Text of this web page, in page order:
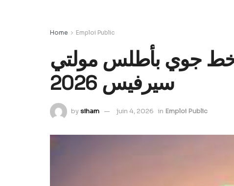
Home Emploi Public
96 طيار خط جوي بأطلس مولتي
سيرفيس 2026
bysiham juin 4, 2026 in Emploi Public